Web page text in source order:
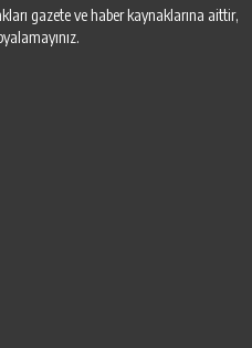
gazete ve haber kaynaklarına aittir,